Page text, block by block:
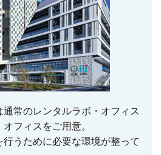
常のレンタルラボ・オフィス
フィスをご用意。
うために必要な環境が整って